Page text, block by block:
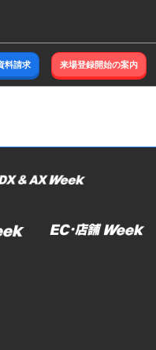
料請求 来場登録開始の案内